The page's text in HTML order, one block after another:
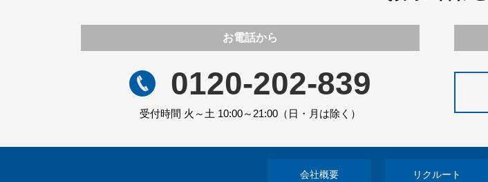
お電話から
0120-202-839
受付時間 火～土 10:00～21:00（日・月は除く）
会社概要 リクルート